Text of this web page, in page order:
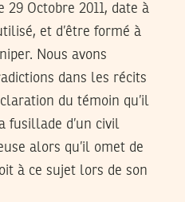
Octobre 2011, date à
et d’être formé à
Nous avons
dans les récits
du témoin qu’il
fusillade d’un civil
alors qu’il omet de
à ce sujet lors de son